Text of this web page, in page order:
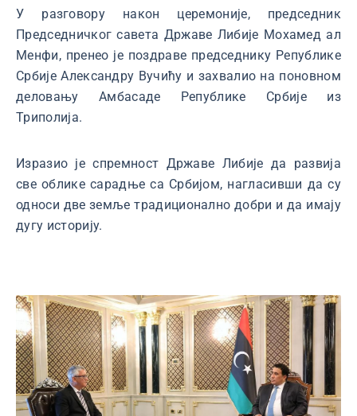
У разговору након церемоније, председник
Председничког савета Државе Либије Мохамед ал
Менфи, пренео је поздраве председнику Републике
Србије Александру Вучићу и захвалио на поновном
деловању Амбасаде Републике Србије из
Триполија.
Изразио је спремност Државе Либије да развија
све облике сарадње са Србијом, нагласивши да су
односи две земље традиционално добри и да имају
дугу историју.